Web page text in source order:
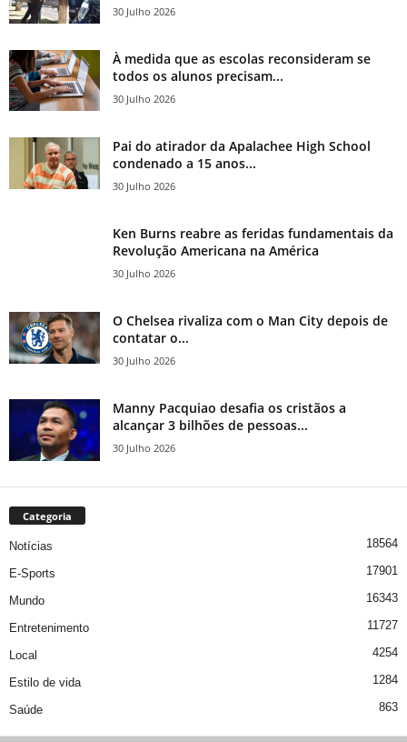
30 Julho 2026
À medida que as escolas reconsideram se
todos os alunos precisam...
30 Julho 2026
Pai do atirador da Apalachee High School
condenado a 15 anos...
30 Julho 2026
Ken Burns reabre as feridas fundamentais da
Revolução Americana na América
30 Julho 2026
O Chelsea rivaliza com o Man City depois de
contatar o...
30 Julho 2026
Manny Pacquiao desafia os cristãos a
alcançar 3 bilhões de pessoas...
30 Julho 2026
Categoria
Notícias 18564
E-Sports 17901
Mundo 16343
Entretenimento 11727
Local 4254
Estilo de vida 1284
Saúde 863